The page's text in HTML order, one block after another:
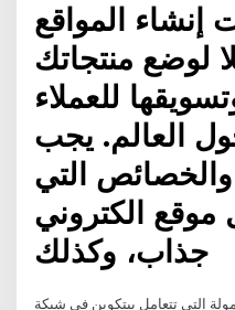
إنشاء المواقع
لوضع منتجاتك
للعملاء
العالم. يجب
والخصائص التي
موقع الكتروني
جذاب، وكذلك
التي تتعامل بيتكوين في شبكة